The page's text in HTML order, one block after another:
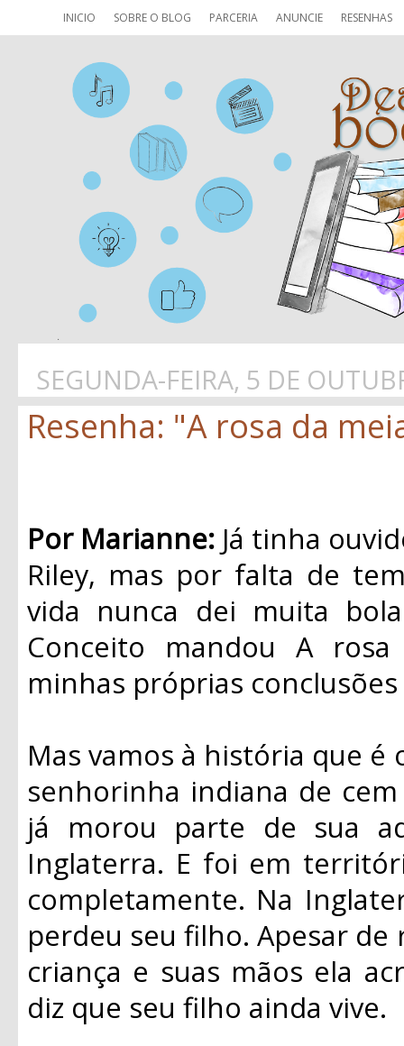
INICIO SOBRE O BLOG PARCERIA ANUNCIE RESENHAS
SEGUNDA-FEIRA, 5 DE
Resenha: "A rosa da
Por Marianne: Já tinha
Riley, mas por falta de
vida nunca dei muita
Conceito mandou A
minhas próprias
Mas vamos à história que
senhorinha indiana de
já morou parte de sua
Inglaterra. E foi em
completamente. Na
perdeu seu filho. Apesar
criança e suas mãos ela
diz que seu filho ainda vive.